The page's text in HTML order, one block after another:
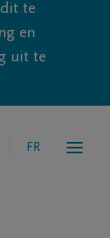
te
en
uit te
FR